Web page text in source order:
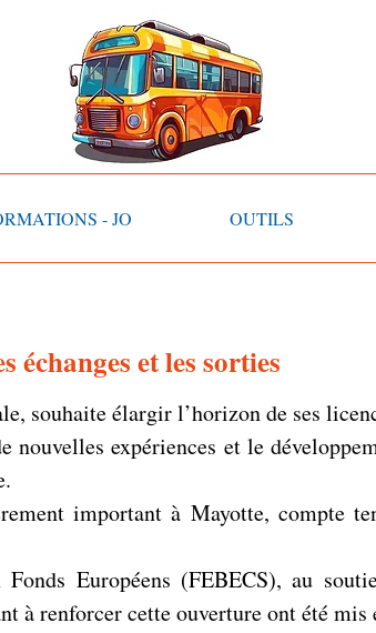
- JO OUTILS
échanges et les sorties
souhaite élargir l’horizon de ses
nouvelles expériences et le
important à Mayotte, compte
Européens (FEBECS), au
à renforcer cette ouverture ont été